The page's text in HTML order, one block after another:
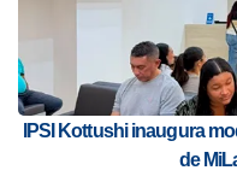
IPSI Kottushi inaugura
de